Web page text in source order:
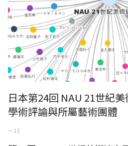
日本第24回 NAU 21世紀
學術評論與所屬藝術團體
一 12